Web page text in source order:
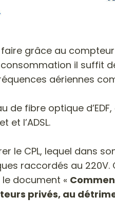
grâce au compteur
il suffit
aériennes
de fibre optique
et l’ADSL.
le CPL, lequel dans
raccordés au 220V.
document «
privés, au